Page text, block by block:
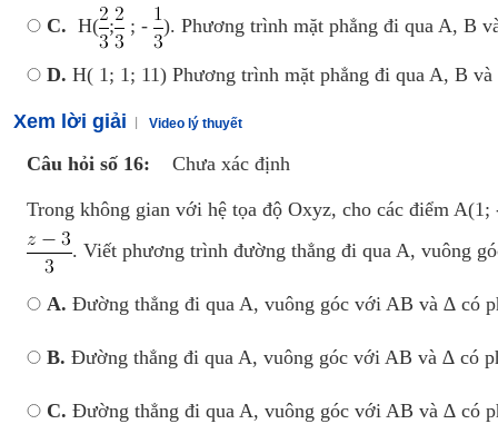
C. H( ; ; - ). Phương trình mặt phẳng đi qua A, B
D. H( 1; 1; 11) Phương trình mặt phẳng đi qua A, B
Xem lời giải Video lý thuyết
Câu hỏi số 16: Chưa xác định
Trong không gian với hệ tọa độ Oxyz, cho các điểm
. Viết phương trình đường thẳng đi qua A, vuông
A. Đường thẳng đi qua A, vuông góc với AB và ∆ có
B. Đường thẳng đi qua A, vuông góc với AB và ∆ có
C. Đường thẳng đi qua A, vuông góc với AB và ∆ có